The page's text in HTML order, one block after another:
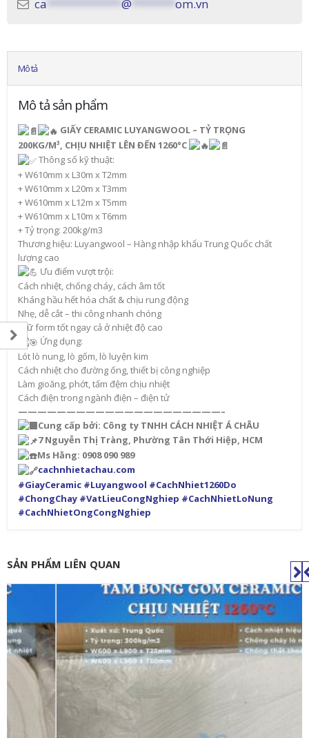
ca
@ om.vn
Mô tả
Mô tả sản phẩm
GIẤY CERAMIC LUYANGWOOL – TỶ TRỌNG
200KG/M³, CHỊU NHIỆT LÊN ĐẾN 1260°C
Thông số kỹ thuật:
+ W610mm x L30m x T2mm
+ W610mm x L20m x T3mm
+ W610mm x L12m x T5mm
+ W610mm x L10m x T6mm
+ Tỷ trọng: 200kg/m3
Thương hiệu: Luyangwool – Hàng nhập khẩu Trung Quốc chất
lượng cao
Ưu điểm vượt trội:
Cách nhiệt, chống cháy, cách âm tốt
Kháng hầu hết hóa chất & chịu rung động
Nhẹ, dễ cắt – thi công nhanh chóng
Giữ form tốt ngay cả ở nhiệt độ cao
Ứng dụng:
Lót lò nung, lò gốm, lò luyện kim
Cách nhiệt cho đường ống, thiết bị công nghiệp
Làm gioăng, phớt, tấm đệm chịu nhiệt
Cách điện trong ngành điện – điện tử
—————————————————————–
Cung cấp bởi: Công ty TNHH CÁCH NHIỆT Á CHÂU
7 Nguyễn Thị Tràng, Phường Tân Thới Hiệp, HCM
Ms Hằng: 0908 090 989
cachnhietachau.com
#GiayCeramic #Luyangwool #CachNhiet1260Do
#ChongChay #VatLieuCongNghiep #CachNhietLoNung
#CachNhietOngCongNghiep
SẢN PHẨM LIÊN QUAN